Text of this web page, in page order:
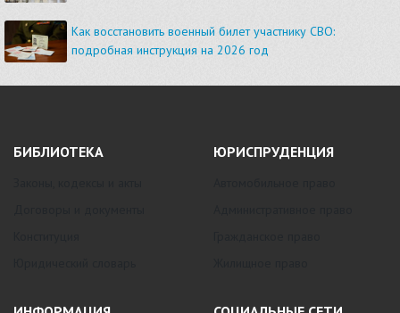
Как восстановить военный билет участнику СВО:
подробная инструкция на 2026 год
БИБЛИОТЕКА ЮРИСПРУДЕНЦИЯ